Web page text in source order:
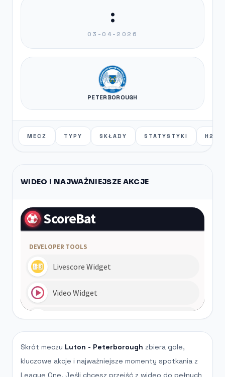
:
03-04-2026
PETERBOROUGH
MECZ TYPY SKŁADY STATYSTYKI H2H
WIDEO I NAJWAŻNIEJSZE AKCJE
Skrót meczu Luton - Peterborough zbiera gole,
kluczowe akcje i najważniejsze momenty spotkania z
League One. Jeśli chcesz przejść z wideo do pełnych